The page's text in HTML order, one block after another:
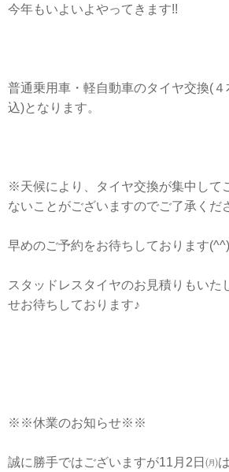
今年もいよいよやってきます!!
普通乗用車・軽自動車のタイヤ交換(
込)となります。
※天候により、タイヤ交換が集中して
ないことがございますのでご了承くだ
早めのご予約をお待ちしております
スタッドレスタイヤのお見積りもいた
せお待ちしております♪
※※休業のお知らせ※※
誠に勝手ではございますが11月2日㈪